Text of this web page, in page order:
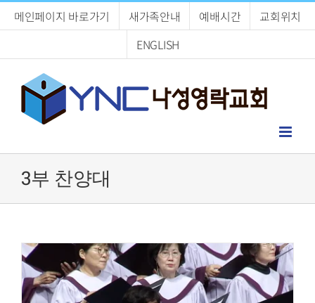
메인페이지 바로가기 새가족안내 예배시간
교회위치
ENGLISH
3부 찬양대